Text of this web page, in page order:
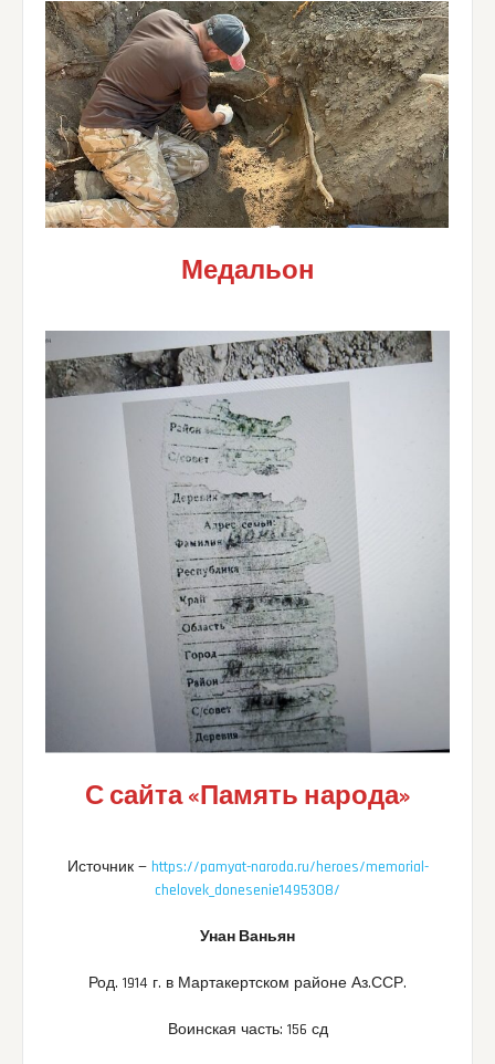
Медальон
С сайта «Память народа»
Источник — https://pamyat-naroda.ru/heroes/memorial-
chelovek_donesenie1495308/
Унан Ваньян
Род. 1914 г. в Мартакертском районе Аз.ССР.
Воинская часть: 156 сд